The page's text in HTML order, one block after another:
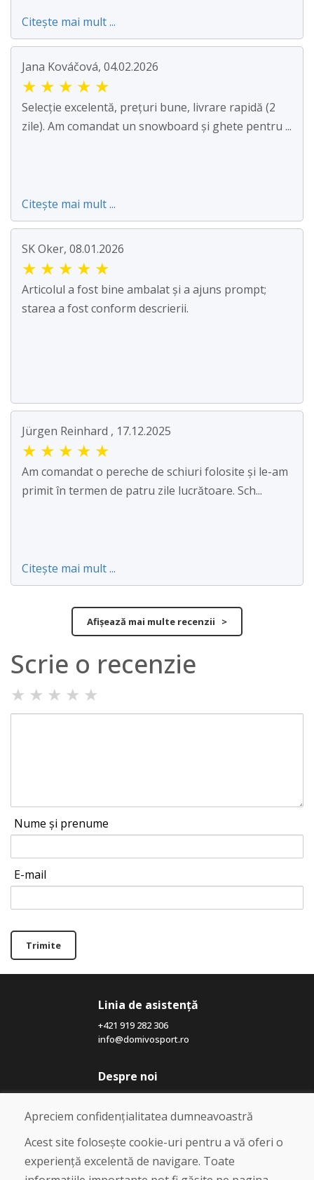
Citește mai mult ...
Jana Kováčová, 04.02.2026
★ ★ ★ ★ ★
Selecție excelentă, prețuri bune, livrare rapidă (2
zile). Am comandat un snowboard și ghete pentru ...
Citește mai mult ...
SK Oker, 08.01.2026
★ ★ ★ ★ ★
Articolul a fost bine ambalat și a ajuns prompt;
starea a fost conform descrierii.
Jürgen Reinhard , 17.12.2025
★ ★ ★ ★ ★
Am comandat o pereche de schiuri folosite și le-am
primit în termen de patru zile lucrătoare. Sch...
Citește mai mult ...
Afișează mai multe recenzii >
Scrie o recenzie
★ ★ ★ ★ ★
Nume și prenume
E-mail
Trimite
Linia de asistență
+421 919 282 306
info@domivosport.ro
Despre noi
Blog
Despre noi
Magazin
Contact
Cumpărare
Apreciem confidențialitatea dumneavoastră
Acest site folosește cookie-uri pentru a vă oferi o
experiență excelentă de navigare. Toate